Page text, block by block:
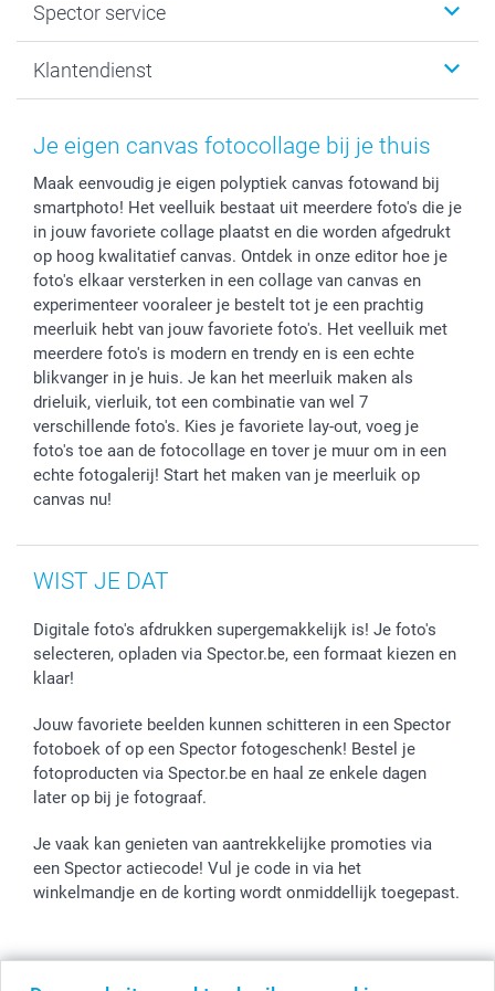
Fotoboeken
Fotoprints, Fotoposter & Fotoalbum met fotoprints
Fotokaders, Decoratie en Snoepjes
Smartphone cases
Stickers en Etiketten
Sitemap
Privacybeleid
Spector service
smartbonus
Mijn orderstatus
Klantendienst
Je eigen canvas fotocollage bij je thuis
Maak eenvoudig je eigen polyptiek canvas fotowand bij
smartphoto! Het veelluik bestaat uit meerdere foto's die je
in jouw favoriete collage plaatst en die worden afgedrukt
op hoog kwalitatief canvas. Ontdek in onze editor hoe je
foto's elkaar versterken in een collage van canvas en
experimenteer vooraleer je bestelt tot je een prachtig
meerluik hebt van jouw favoriete foto's. Het veelluik met
meerdere foto's is modern en trendy en is een echte
blikvanger in je huis. Je kan het meerluik maken als
drieluik, vierluik, tot een combinatie van wel 7
verschillende foto's. Kies je favoriete lay-out, voeg je
foto's toe aan de fotocollage en tover je muur om in een
echte fotogalerij! Start het maken van je meerluik op
canvas nu!
WIST JE DAT
Digitale foto's afdrukken supergemakkelijk is! Je foto's
selecteren, opladen via Spector.be, een formaat kiezen en
klaar!
Jouw favoriete beelden kunnen schitteren in een Spector
fotoboek of op een Spector fotogeschenk! Bestel je
fotoproducten via Spector.be en haal ze enkele dagen
later op bij je fotograaf.
Je vaak kan genieten van aantrekkelijke promoties via
een Spector actiecode! Vul je code in via het
winkelmandje en de korting wordt onmiddellijk toegepast.